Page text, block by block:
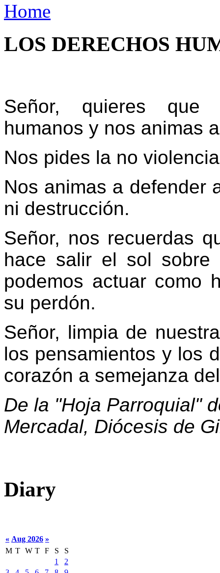
Home
LOS DERECHOS
Señor, quieres que
humanos y nos animas
Nos pides la no
Nos animas a defender
ni destrucción.
Señor, nos recuerdas
hace salir el sol
podemos actuar como
su perdón.
Señor, limpia de
los pensamientos y los
corazón a semejanza
De la "Hoja Parroquial"
Mercadal, Diócesis de
Diary
« Aug 2026 »
M T W T F S
S
1
2